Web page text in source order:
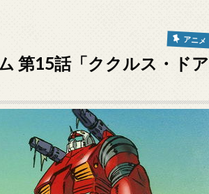
アニメ
第15話「ククルス・ドア